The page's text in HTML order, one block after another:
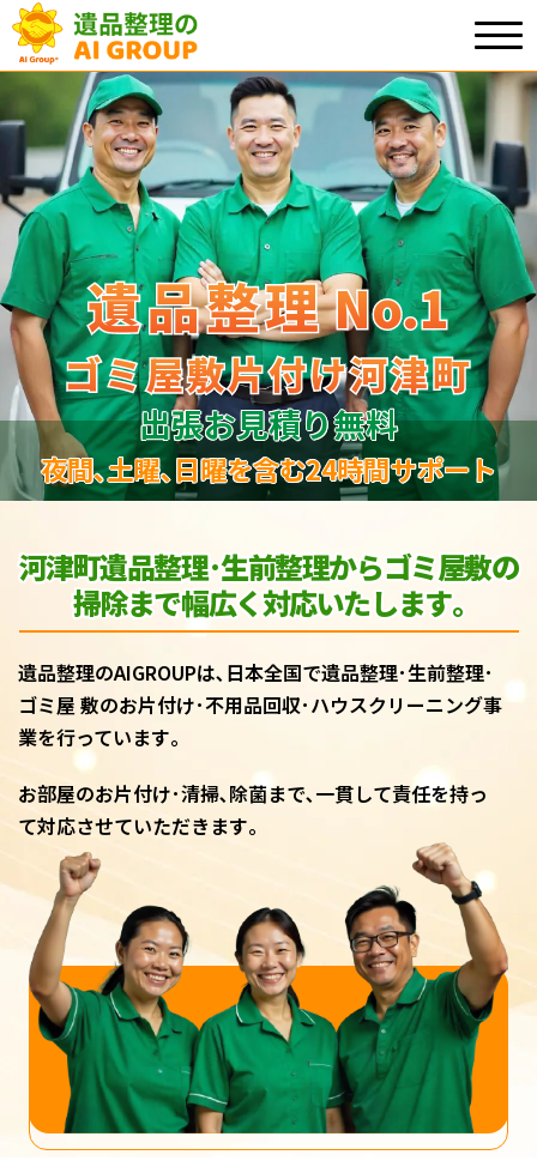
遺品整理No.1
ゴミ屋敷片付け河津町
遺品整理No.1
ゴミ屋敷片付け河津町
出張お見積り無料
夜間､土曜､日曜を含む24時間サポート
河津町遺品整理･生前整理からゴミ屋敷の
掃除まで幅広く対応いたします｡
遺品整理のAIGROUPは､日本全国で遺品整理･生前整理･
ゴミ屋 敷のお片付け･不用品回収･ハウスクリーニング事
業を行っています｡
お部屋のお片付け･清掃､除菌まで､一貫して責任を持っ
て対応させていただきます｡